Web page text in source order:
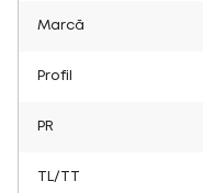
Marcă
Profil
PR
TL/TT